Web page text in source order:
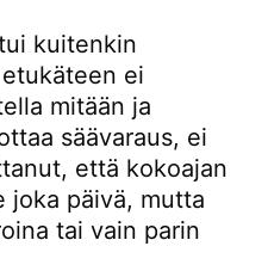
kuitenkin
ei
mitään ja
säävaraus, ei
että kokoajan
joka päivä, mutta
tai vain parin